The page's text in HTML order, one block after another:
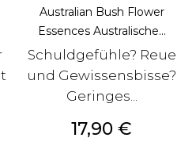
Australian Bush Flower
Essences Australische...
Schuldgefühle? Reue
und Gewissensbisse?
Geringes...
Preis
17,90 €